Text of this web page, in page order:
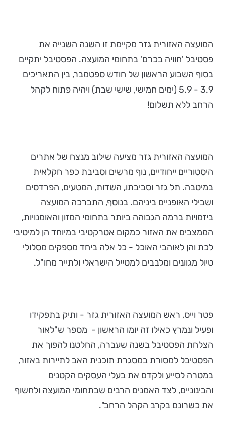
המועצה האזורית גזר מקיימת זו השנה השנייה את
פסטיבל 'חוויה בכרם' בתחומי המועצה. הפסטיבל יתקיים
בסוף השבוע הראשון של חודש ספטמבר, בין התאריכים
3.9 - 5.9 (ימים חמישי, שישי שבת) ויהיה פתוח לקהל
הרחב ללא תשלום!
המועצה האזורית גזר מציעה שילוב מנצח של אתרים
היסטוריים ייחודיים, נוף מרשים וסביבת כפר חקלאית
במיטבה. תל גזר וסביבתו, השדות, המטעים, הפרדסים
ושבילי האופניים ביניהם. בנוסף, התברכה המועצה
ביזמויות ברמה הגבוהה ביותר בתחומי המזון והאומנויות,
הממצבים את האזור כמקום אטרקטיבי במיוחד הן למיטיבי
לכת והן לאוהבי האוכל - כל אלה ביחד מספקים מסלולי
טיול מגוונים ומלבבים למטייל הישראלי ולתייר מחו"ל.
פטר וייס, ראש המועצה האזורית גזר - ותיק בתפקידו
ופעיל ונמרץ כאילו זה יומו הראשון - מספר ש"לאור
הצלחת הפסטיבל בשנה שעברה, החלטנו להפוך את
הפסטיבל למסורת במסגרת תוכנית האב לתיירות באזור,
במטרה לסייע ולקדם את בעלי העסקים הקטנים
והבינוניים, לצד האמנים הרבים שבתחומי המועצה ולחשוף
את כשרונם בקרב הקהל הרחב".